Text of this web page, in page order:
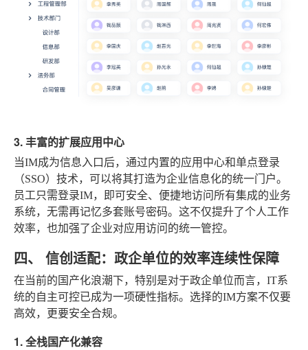
3. 丰富的扩展应用中心
当IM成为信息入口后，通过内置的应用中心和单点登录
（SSO）技术，可以将其打造为企业信息化的统一门户。
员工只需登录IM，即可安全、便捷地访问所有集成的业务
系统，无需再记忆多套账号密码。这不仅提升了个人工作
效率，也加强了企业对应用访问的统一管控。
四、 信创适配：政企单位的效率连续性保障
在当前的国产化浪潮下，特别是对于政企单位而言，IT系
统的自主可控已成为一项硬性指标。选择的IM方案不仅要
高效，更要安全合规。
1. 全栈国产化兼容